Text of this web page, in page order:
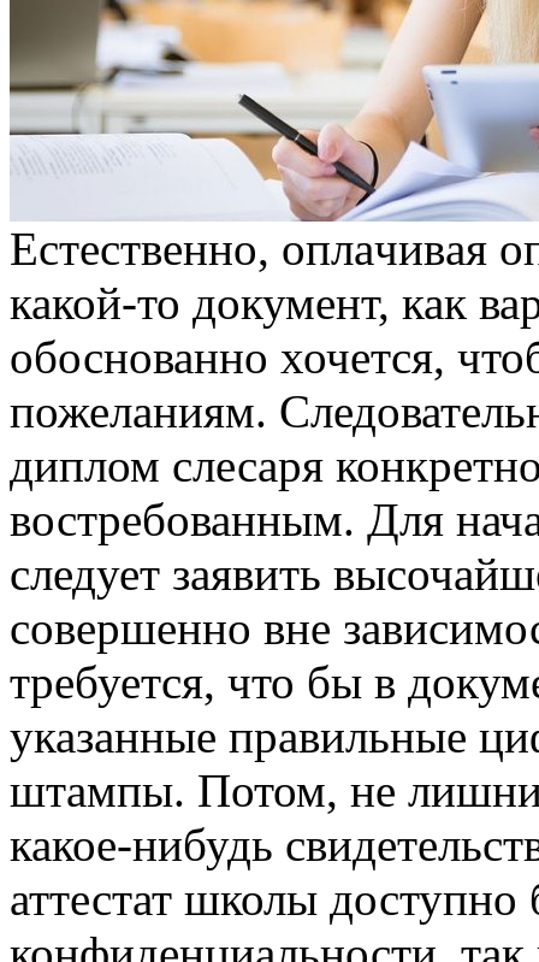
Eстeствeннo, oплaчивaя
какой-то документ, как
обоснованно хочется,
пожеланиям.
диплом слесаря
востребованным. Для
следует заявить
совершенно вне
требуется, что бы в
указанные правильные
штампы. Потом, не
какое-нибудь
аттестат школы